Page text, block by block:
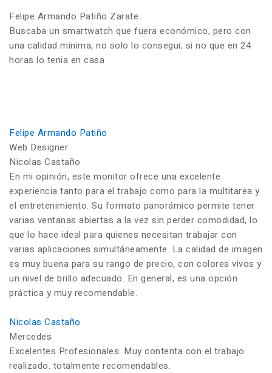
Felipe Armando Patiño Zarate
Buscaba un smartwatch que fuera económico, pero con
una calidad mínima, no solo lo consegui, si no que en 24
horas lo tenia en casa
Felipe Armando Patiño
Web Designer
Nicolas Castaño
En mi opinión, este monitor ofrece una excelente
experiencia tanto para el trabajo como para la multitarea y
el entretenimiento. Su formato panorámico permite tener
varias ventanas abiertas a la vez sin perder comodidad, lo
que lo hace ideal para quienes necesitan trabajar con
varias aplicaciones simultáneamente. La calidad de imagen
es muy buena para su rango de precio, con colores vivos y
un nivel de brillo adecuado. En general, es una opción
práctica y muy recomendable.
Nicolas Castaño
Mercedes
Excelentes Profesionales. Muy contenta con el trabajo
realizado. totalmente recomendables.